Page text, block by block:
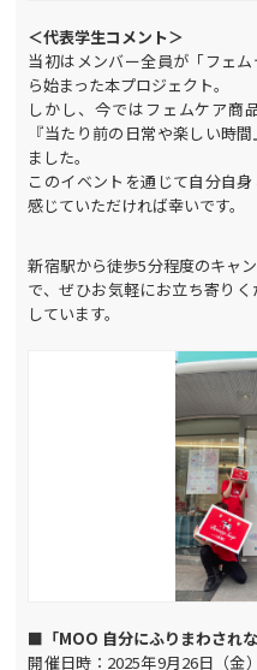
＜代表学生コメント＞
当初はメンバー全員が「フェ
ら始まった本プロジェクト。
しかし、今ではフェムケア商
『当たり前の日常や楽しい時
ました。
このイベントを通じて自分自
感じていただければ幸いです。
新宿駅から徒歩5分程度のキャ
で、ぜひお気軽にお立ち寄り
しています。
■「MOO 自分にふりまわされ
開催日時：2025年9月26日（金